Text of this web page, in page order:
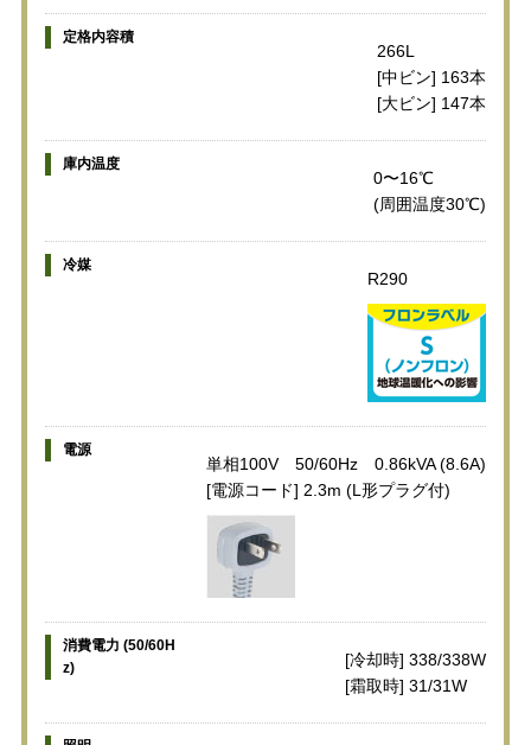
定格内容積
266L
[中ビン] 163本
[大ビン] 147本
庫内温度
0〜16℃
(周囲温度30℃)
冷媒
R290
電源
単相100V 50/60Hz 0.86kVA (8.6A)
[電源コード] 2.3m (L形プラグ付)
消費電力 (50/60H
z)
[冷却時] 338/338W
[霜取時] 31/31W